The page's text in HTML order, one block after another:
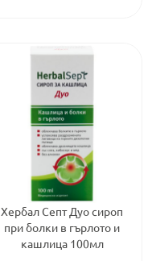
Хербал Септ Дуо сироп
при болки в гърлото и
кашлица 100мл